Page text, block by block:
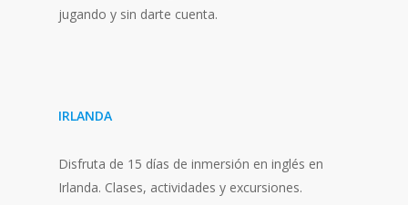
jugando y sin darte cuenta.
IRLANDA
Disfruta de 15 días de inmersión en inglés en
Irlanda. Clases, actividades y excursiones.